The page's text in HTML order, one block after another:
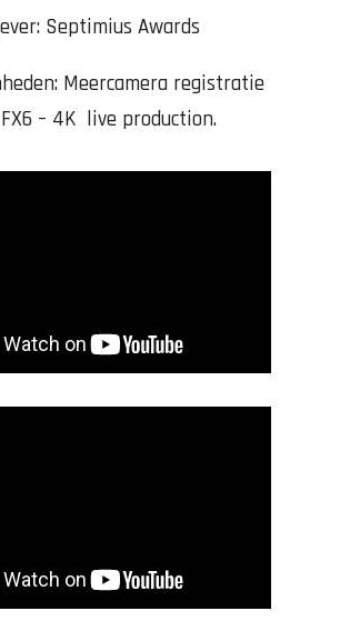
Septimius Awards
Meercamera registratie
– 4K live production.